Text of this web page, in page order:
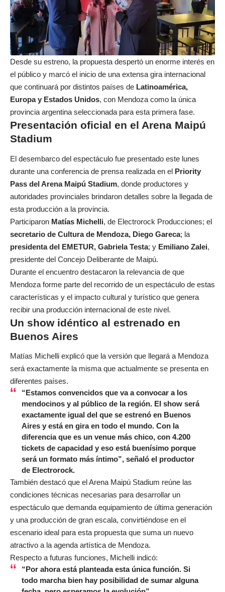
Desde su estreno, la propuesta despertó un enorme interés en
el público y marcó el inicio de una extensa gira internacional
que continuará por distintos países de Latinoamérica,
Europa y Estados Unidos, con Mendoza como la única
provincia argentina seleccionada para esta primera fase.
Presentación oficial en el Arena Maipú
Stadium
El desembarco del espectáculo fue presentado este lunes
durante una conferencia de prensa realizada en el Priority
Pass del Arena Maipú Stadium, donde productores y
autoridades provinciales brindaron detalles sobre la llegada de
esta producción a la provincia.
Participaron Matías Michelli, de Electrorock Producciones; el
secretario de Cultura de Mendoza, Diego Gareca; la
presidenta del EMETUR, Gabriela Testa; y Emiliano Zalei,
presidente del Concejo Deliberante de Maipú.
Durante el encuentro destacaron la relevancia de que
Mendoza forme parte del recorrido de un espectáculo de estas
características y el impacto cultural y turístico que genera
recibir una producción internacional de este nivel.
Un show idéntico al estrenado en
Buenos Aires
Matías Michelli explicó que la versión que llegará a Mendoza
será exactamente la misma que actualmente se presenta en
diferentes países.
“Estamos convencidos que va a convocar a los
mendocinos y al público de la región. El show será
exactamente igual del que se estrenó en Buenos
Aires y está en gira en todo el mundo. Con la
diferencia que es un venue más chico, con 4.200
tickets de capacidad y eso está buenísimo porque
será un formato más íntimo”, señaló el productor
de Electrorock.
También destacó que el Arena Maipú Stadium reúne las
condiciones técnicas necesarias para desarrollar un
espectáculo que demanda equipamiento de última generación
y una producción de gran escala, convirtiéndose en el
escenario ideal para esta propuesta que suma un nuevo
atractivo a la agenda artística de Mendoza.
Respecto a futuras funciones, Michelli indicó:
“Por ahora está planteada esta única función. Si
todo marcha bien hay posibilidad de sumar alguna